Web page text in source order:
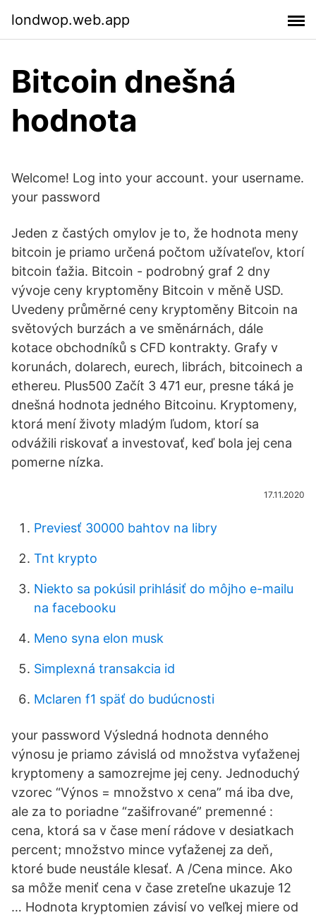
londwop.web.app
Bitcoin dnešná
hodnota
Welcome! Log into your account. your username.
your password
Jeden z častých omylov je to, že hodnota meny
bitcoin je priamo určená počtom užívateľov, ktorí
bitcoin ťažia. Bitcoin - podrobný graf 2 dny
vývoje ceny kryptoměny Bitcoin v měně USD.
Uvedeny průměrné ceny kryptoměny Bitcoin na
světových burzách a ve směnárnách, dále
kotace obchodníků s CFD kontrakty. Grafy v
korunách, dolarech, eurech, librách, bitcoinech a
ethereu. Plus500 Začít 3 471 eur, presne táká je
dnešná hodnota jedného Bitcoinu. Kryptomeny,
ktorá mení životy mladým ľudom, ktorí sa
odvážili riskovať a investovať, keď bola jej cena
pomerne nízka.
17.11.2020
Previesť 30000 bahtov na libry
Tnt krypto
Niekto sa pokúsil prihlásiť do môjho e-mailu
na facebooku
Meno syna elon musk
Simplexná transakcia id
Mclaren f1 späť do budúcnosti
your password Výsledná hodnota denného
výnosu je priamo závislá od množstva vyťaženej
kryptomeny a samozrejme jej ceny. Jednoduchý
vzorec “Výnos = množstvo x cena” má iba dve,
ale za to poriadne “zašifrované” premenné :
cena, ktorá sa v čase mení rádove v desiatkach
percent; množstvo mince vyťaženej za deň,
ktoré bude neustále klesať. A /Cena mince. Ako
sa môže meniť cena v čase zreteľne ukazuje 12
… Hodnota kryptomien závisí vo veľkej miere od